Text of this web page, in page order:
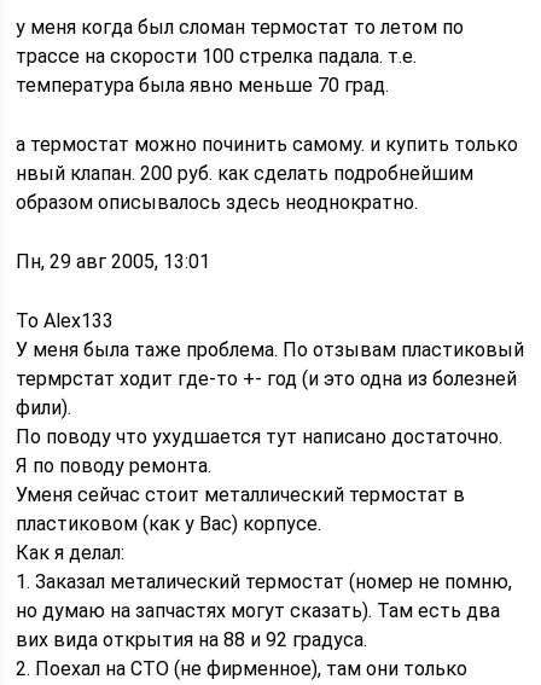
у меня когда был сломан термостат то летом по
трассе на скорости 100 стрелка падала. т.е.
температура была явно меньше 70 град.
а термостат можно починить самому. и купить только
нвый клапан. 200 руб. как сделать подробнейшим
образом описывалось здесь неоднократно.
Пн, 29 авг 2005, 13:01
To Alex133
У меня была таже проблема. По отзывам пластиковый
термрстат ходит где-то +- год (и это одна из болезней
фили).
По поводу что ухудшается тут написано достаточно.
Я по поводу ремонта.
Уменя сейчас стоит металлический термостат в
пластиковом (как у Вас) корпусе.
Как я делал:
1. Заказал металический термостат (номер не помню,
но думаю на запчастях могут сказать). Там есть два
вих вида открытия на 88 и 92 градуса.
2. Поехал на СТО (не фирменное), там они только